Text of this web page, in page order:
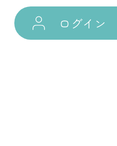
ログイン